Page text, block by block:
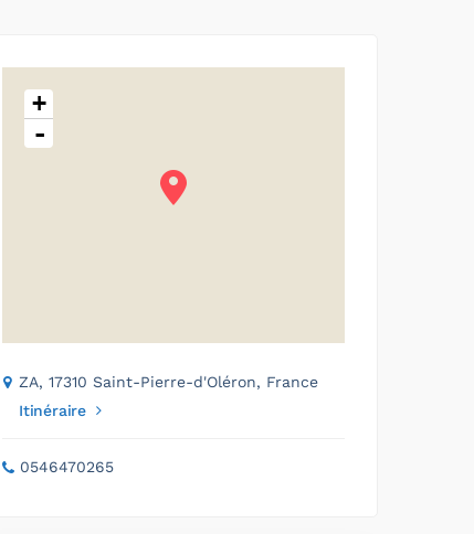
+
-
ZA, 17310 Saint-Pierre-d'Oléron, France
Itinéraire
0546470265